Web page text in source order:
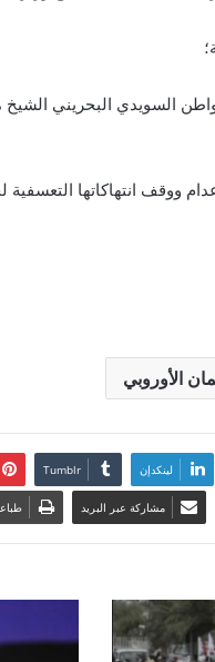
السويدي البحريني الشيخ
ووقف انتهاكاتها التعسفية
الأوروبي
لينكدإن
مشاركة عبر البريد